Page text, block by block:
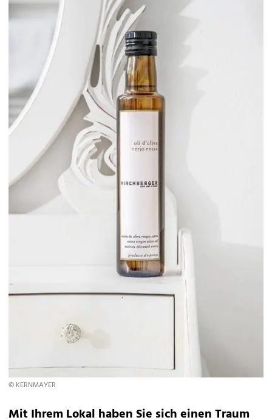
© KERNMAYER
Mit Ihrem Lokal haben Sie sich einen Traum